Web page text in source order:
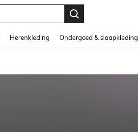
Herenkleding Ondergoed & slaapkleding